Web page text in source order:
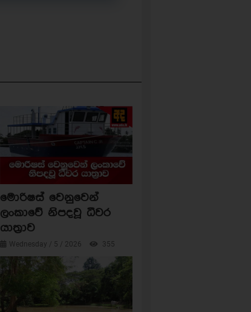
මොරිෂස් වෙනුවෙන්
ලංකාවේ නිපදවූ ධීවර
යාත්‍රාව
Wednesday / 5 / 2026 355